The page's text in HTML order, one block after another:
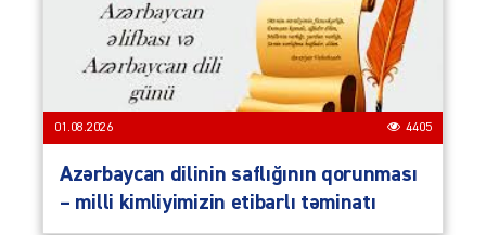
01.08.2026 4405
Azərbaycan dilinin saflığının qorunması
– milli kimliyimizin etibarlı təminatı